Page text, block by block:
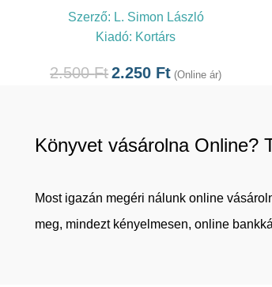
Szerző: L. Simon László
Kiadó: Kortárs
2.500Ft2.250 Ft (Online ár)
Könyvet vásárolna Online?
Most igazán megéri nálunk online
meg, mindezt kényelmesen, online